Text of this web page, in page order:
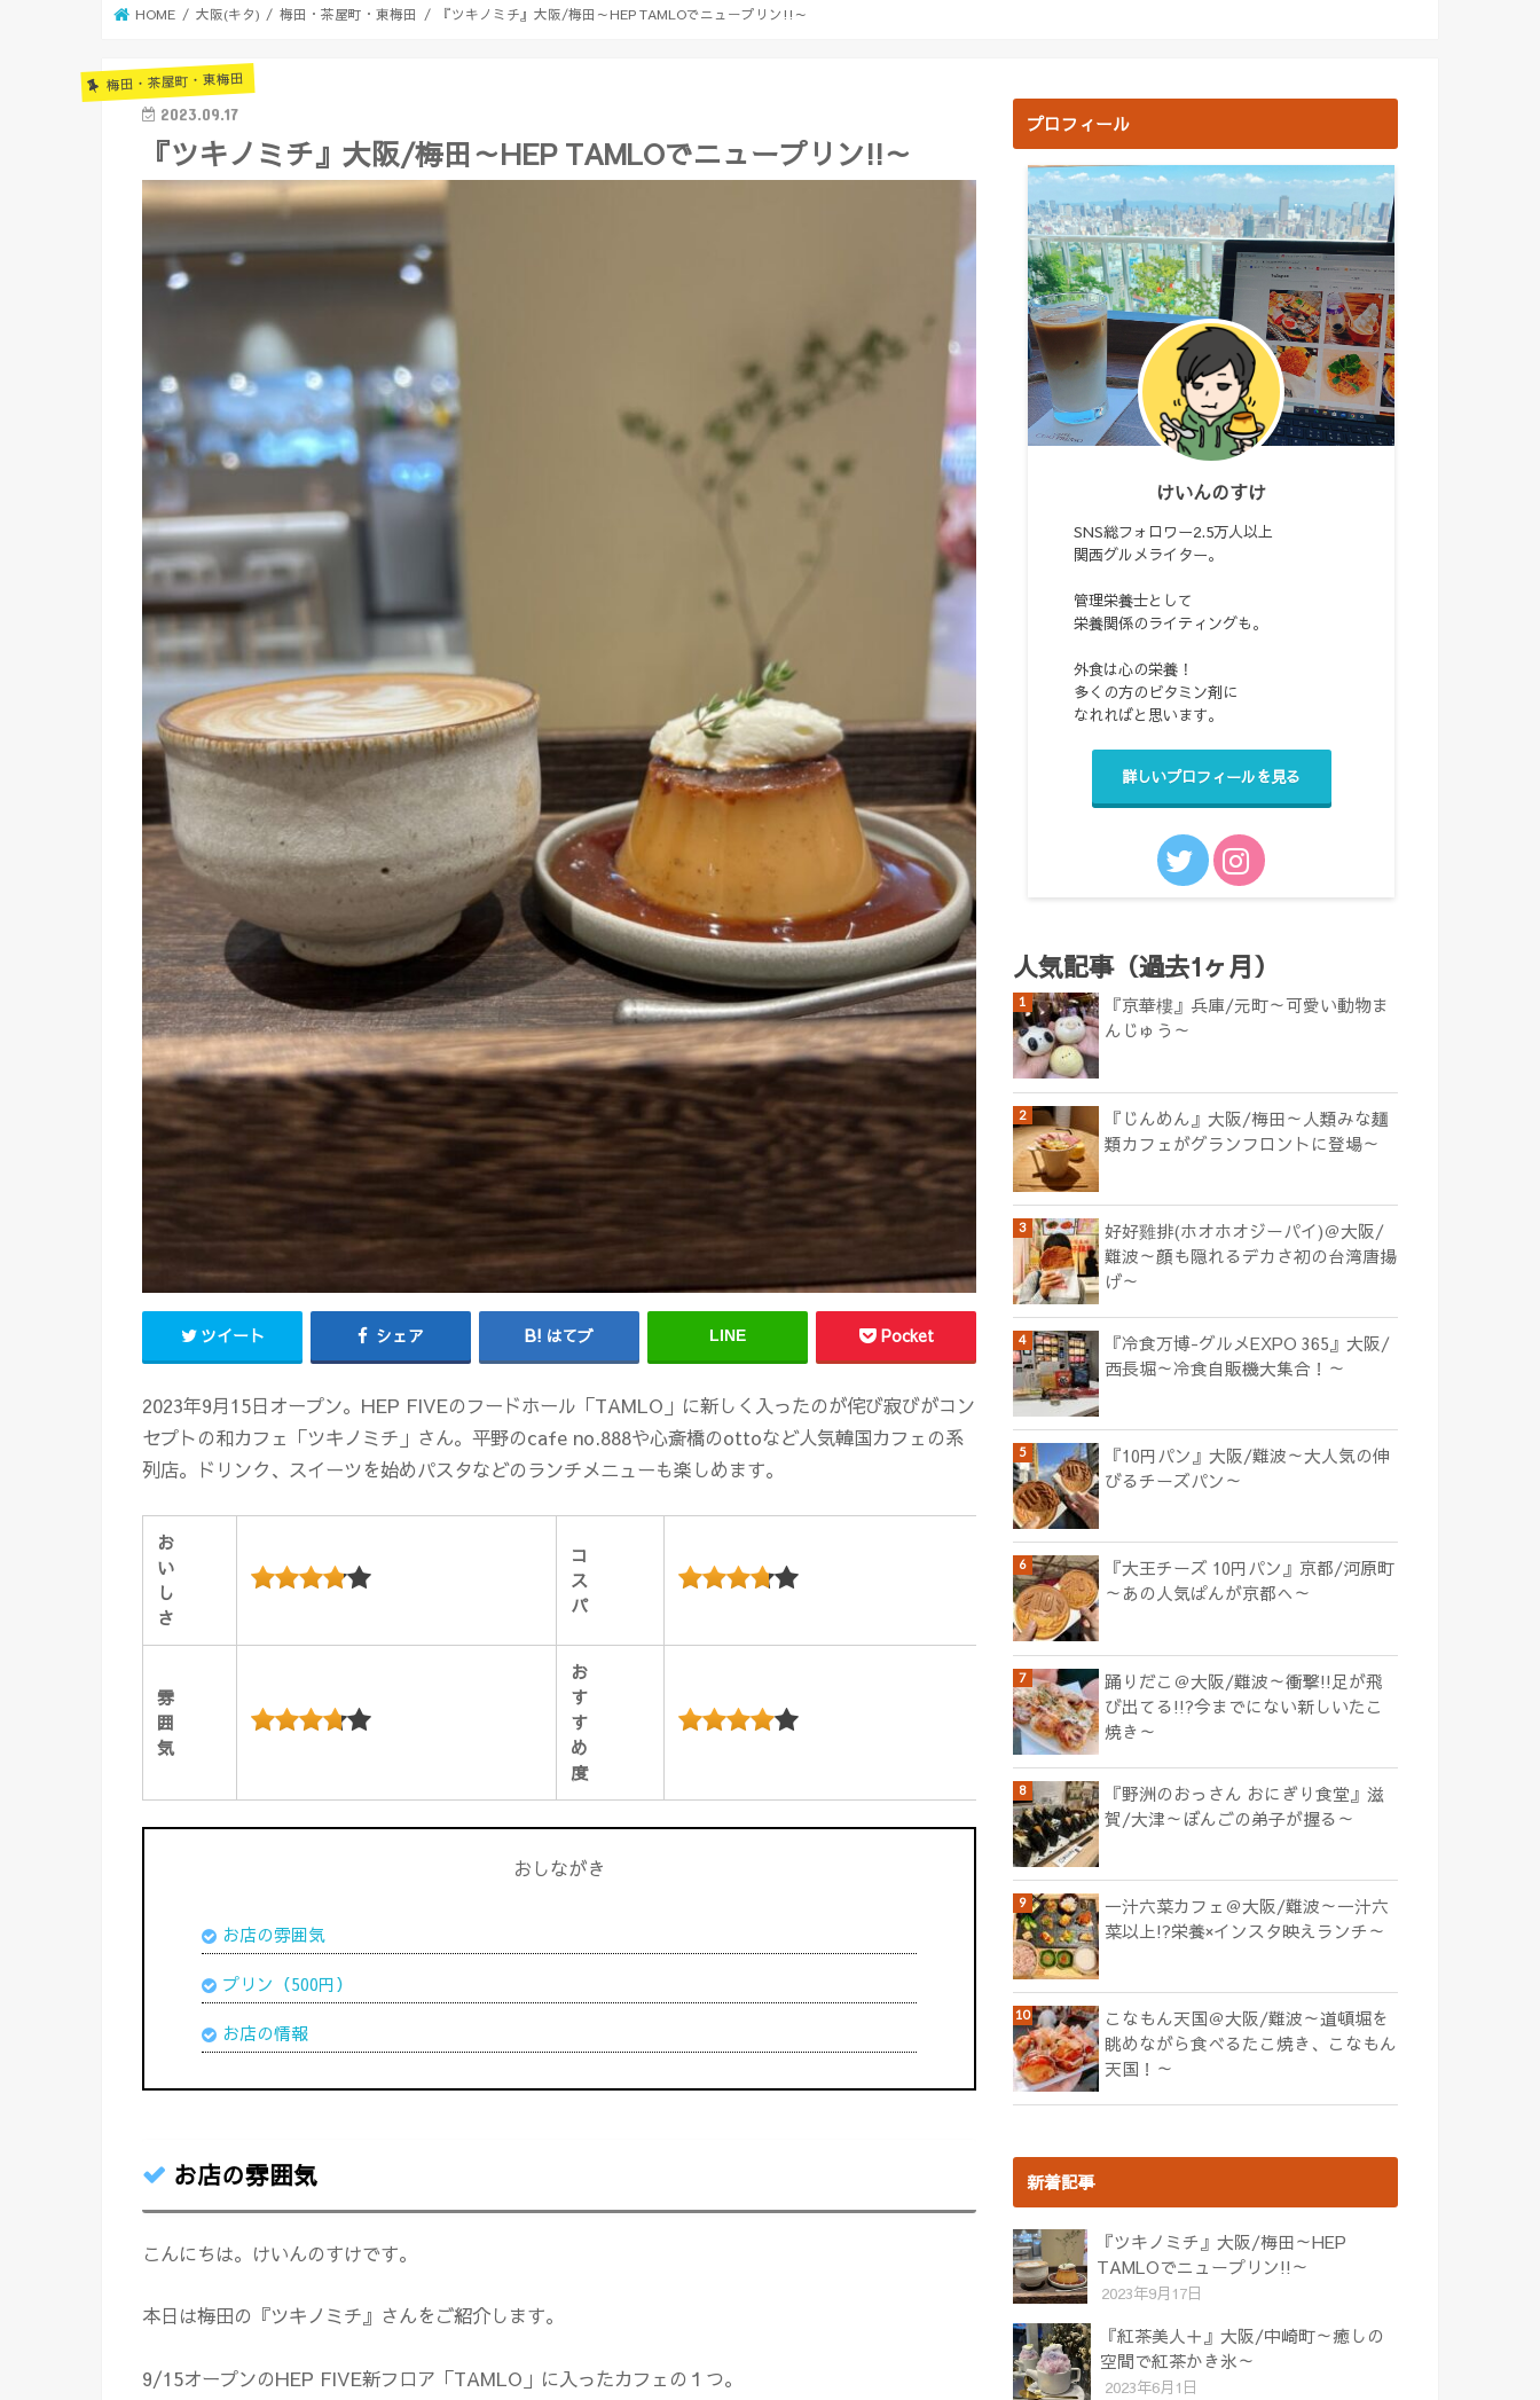
HOME 大阪(キタ) 梅田・茶屋町・東梅田 『ツキノミチ』大阪/梅田～HEP TAMLOでニュープリン!!～
梅田・茶屋町・東梅田
2023.09.17
『ツキノミチ』大阪/梅田～HEP TAMLOでニュープリン!!～
ツイート シェア はてブ LINE Pocket
2023年9月15日オープン。HEP FIVEのフードホール「TAMLO」に新しく入ったのが侘び寂びがコン
セプトの和カフェ「ツキノミチ」さん。平野のcafe no.888や心斎橋のottoなど人気韓国カフェの系
列店。ドリンク、スイーツを始めパスタなどのランチメニューも楽しめます。
お
い
し
さ
コ
ス
パ
雰
囲
気
お
す
す
め
度
おしながき
お店の雰囲気
プリン（500円）
お店の情報
お店の雰囲気
こんにちは。けいんのすけです。
本日は梅田の『ツキノミチ』さんをご紹介します。
9/15オープンのHEP FIVE新フロア「TAMLO」に入ったカフェの１つ。
プロフィール
けいんのすけ
SNS総フォロワー2.5万人以上
関西グルメライター。
管理栄養士として
栄養関係のライティングも。
外食は心の栄養！
多くの方のビタミン剤に
なれればと思います。
詳しいプロフィールを見る
人気記事（過去1ヶ月）
『京華樓』兵庫/元町～可愛い動物ま
んじゅう～
『じんめん』大阪/梅田～人類みな麺
類カフェがグランフロントに登場～
好好雞排(ホオホオジーパイ)＠大阪/
難波～顔も隠れるデカさ初の台湾唐揚
げ～
『冷食万博-グルメEXPO 365』大阪/
西長堀～冷食自販機大集合！～
『10円パン』大阪/難波～大人気の伸
びるチーズパン～
『大王チーズ 10円パン』京都/河原町
～あの人気ぱんが京都へ～
踊りだこ＠大阪/難波～衝撃!!足が飛
び出てる!!?今までにない新しいたこ
焼き～
『野洲のおっさん おにぎり食堂』滋
賀/大津～ぼんごの弟子が握る～
一汁六菜カフェ＠大阪/難波～一汁六
菜以上!?栄養×インスタ映えランチ～
こなもん天国＠大阪/難波～道頓堀を
眺めながら食べるたこ焼き、こなもん
天国！～
新着記事
『ツキノミチ』大阪/梅田～HEP
TAMLOでニュープリン!!～
2023年9月17日
『紅茶美人＋』大阪/中崎町～癒しの
空間で紅茶かき氷～
2023年6月1日